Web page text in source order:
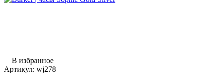
В избранное
Артикул: wj278